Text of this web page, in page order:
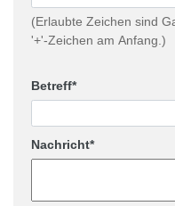
(Erlaubte Zeichen sind
'+'-Zeichen am Anfang.)
Betreff
Nachricht